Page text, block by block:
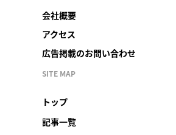
会社概要
アクセス
広告掲載のお問い合わせ
SITE MAP
トップ
記事一覧